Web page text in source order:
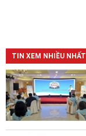
TIN XEM NHIỀU NHẤT